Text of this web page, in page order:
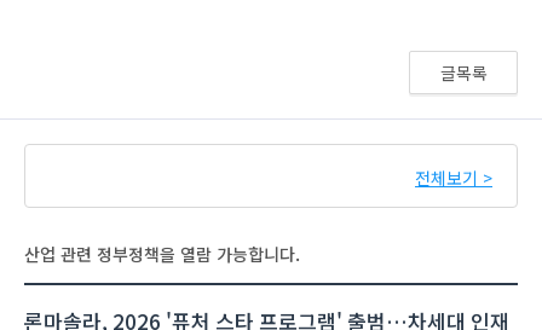
글목록
전체보기 >
산업 관련 정부정책을 열람 가능합니다.
론마솔라, 2026 '퓨처 스타 프로그램' 출범…차세대 인재